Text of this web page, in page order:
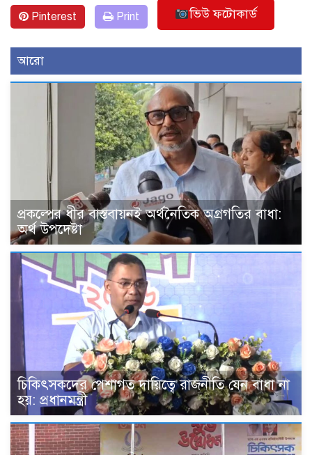
Pinterest Print ভিউ ফটোকার্ড
আরো
প্রকল্পের ধীর বাস্তবায়নই অর্থনৈতিক অগ্রগতির বাধা:
অর্থ উপদেষ্টা
চিকিৎসকদের পেশাগত দায়িত্বে রাজনীতি যেন বাধা না
হয়: প্রধানমন্ত্রী